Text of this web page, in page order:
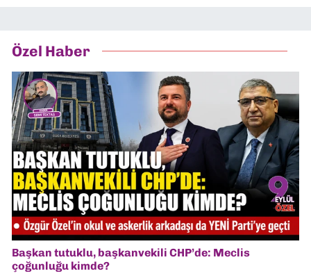
Özel Haber
Başkan tutuklu, başkanvekili CHP’de: Meclis
çoğunluğu kimde?